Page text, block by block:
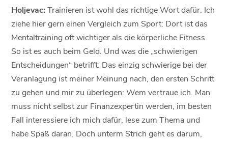
Holjevac: Trainieren ist wohl das richtige Wort dafür. Ich
ziehe hier gern einen Vergleich zum Sport: Dort ist das
Mentaltraining oft wichtiger als die körperliche Fitness.
So ist es auch beim Geld. Und was die „schwierigen
Entscheidungen“ betrifft: Das einzig schwierige bei der
Veranlagung ist meiner Meinung nach, den ersten Schritt
zu gehen und mir zu überlegen: Wem vertraue ich. Man
muss nicht selbst zur Finanzexpertin werden, im besten
Fall interessiere ich mich dafür, lese zum Thema und
habe Spaß daran. Doch unterm Strich geht es darum,